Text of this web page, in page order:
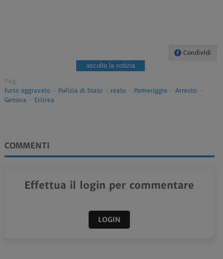
Condividi
ascolta la notizia
Tag:
furto aggravato- Polizia di Stato- reato- Pomeriggio- Arresto-
Genova - Eritrea
COMMENTI
Effettua il login per commentare
LOGIN